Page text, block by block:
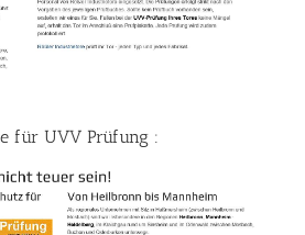
für UVV Prüfung :